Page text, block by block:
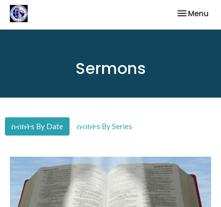
Toggle
Menu
Sermons
ስብከትs By Date ስብከትs By Series